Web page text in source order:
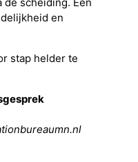
en
stap helder te